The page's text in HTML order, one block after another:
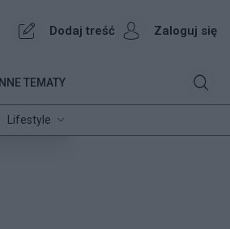
Dodaj treść Zaloguj się
Lifestyle
INNE TEMATY